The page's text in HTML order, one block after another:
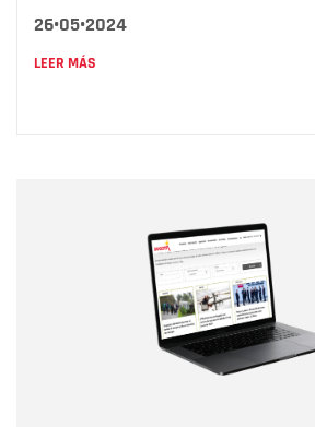
26•05•2024
LEER MÁS
Correo electrónico
Tipo de comentario